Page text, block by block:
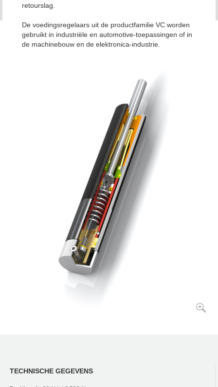
retourslag.
De voedingsregelaars uit de productfamilie VC worden
gebruikt in industriële en automotive-toepassingen of in
de machinebouw en de elektronica-industrie.
TECHNISCHE GEGEVENS